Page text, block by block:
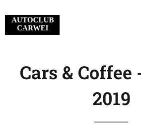
Cars & Coffee
2019